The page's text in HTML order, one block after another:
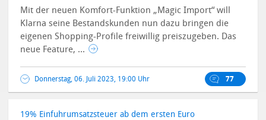
Mit der neuen Komfort-Funktion „Magic Import“ will
Klarna seine Bestandskunden nun dazu bringen die
eigenen Shopping-Profile freiwillig preiszugeben. Das
neue Feature, ...
Donnerstag, 06. Juli 2023, 19:00 Uhr 77
19% Einfuhrumsatzsteuer ab dem ersten Euro